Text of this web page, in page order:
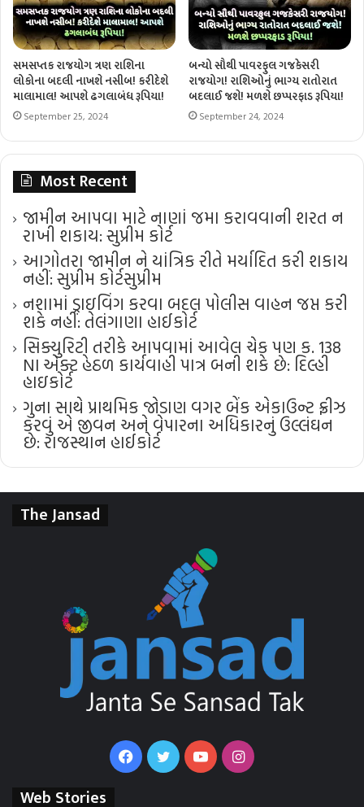
સમસપ્તક રાજયોગ ત્રણ રાશિના
લોકોના બદલી નાખશે નસીબ! કરીદેશે
માલામાલ! આપશે ઢગલાબંધ રૂપિયા!
September 25, 2024
બન્યો સૌથી પાવરફુલ ગજકેસરી
રાજયોગ! રાશિઓનું ભાગ્ય રાતોરાત
બદલાઈ જશે! મળશે છપ્પરફાડ રૂપિયા!
September 24, 2024
Most Recent
જામીન આપવા માટે નાણાં જમા કરાવવાની શરત ન
રાખી શકાય: સુપ્રીમ કોર્ટ
આગોતરા જામીન ને યાંત્રિક રીતે મર્યાદિત કરી શકાય
નહીં: સુપ્રીમ કોર્ટ​સુપ્રીમ
નશામાં ડ્રાઇવિંગ કરવા બદલ પોલીસ વાહન જપ્ત કરી
શકે નહીં: તેલંગાણા હાઈકોર્ટ
સિક્યુરિટી તરીકે આપવામાં આવેલ ચેક પણ ક. 138
NI એક્ટ હેઠળ કાર્યવાહી પાત્ર બની શકે છે: દિલ્હી
હાઇકોર્ટ
ગુના સાથે પ્રાથમિક જોડાણ વગર બેંક એકાઉન્ટ ફ્રીઝ
કરવું એ જીવન અને વેપારના અધિકારનું ઉલ્લંઘન
છે: રાજસ્થાન હાઈકોર્ટ
The Jansad
FacebookTwitterYouTubeInstagram
Web Stories